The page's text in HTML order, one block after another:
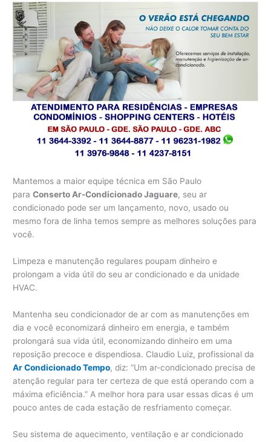
Mantemos a maior equipe técnica em São Paulo
paraConserto Ar-Condicionado Jaguare, seu ar
condicionado pode ser um lançamento, novo, usado ou
mesmo fora de linha temos sempre as melhores soluções para
você.
Limpeza e manutenção regulares poupam dinheiro e
prolongam a vida útil do seu ar condicionado e da unidade
HVAC.
Mantenha seu condicionador de ar com as manutenções em
dia e você economizará dinheiro em energia, e também
prolongará sua vida útil, economizando dinheiro em uma
reposição precoce e dispendiosa. Claudio Luiz, profissional da
Ar Condicionado Tempo, diz: “Um ar-condicionado precisa de
atenção regular para ter certeza de que está operando com a
máxima eficiência.” A melhor hora para usar essas dicas é um
pouco antes de cada estação de resfriamento começar.
Seu sistema de aquecimento, ventilação e ar condicionado